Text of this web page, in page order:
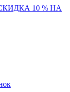
10 % НА